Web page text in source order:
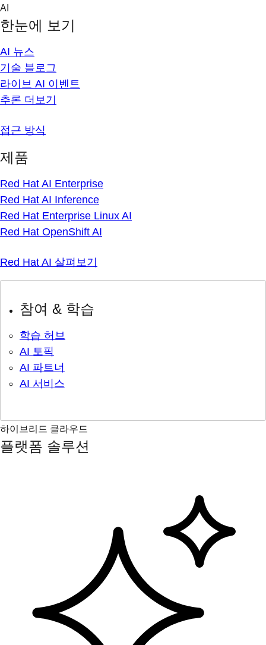
Skip
content
AI
한눈에 보기
AI 뉴스
기술 블로그
라이브 AI 이벤트
추론 더보기
접근 방식
제품
Red Hat AI Enterprise
Red Hat AI Inference
Red Hat Enterprise Linux AI
Red Hat OpenShift AI
Red Hat AI 살펴보기
참여 & 학습
학습 허브
AI 토픽
AI 파트너
AI 서비스
하이브리드 클라우드
플랫폼 솔루션